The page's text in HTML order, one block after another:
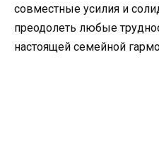
совместные усилия и
преодолеть любые
настоящей семейной